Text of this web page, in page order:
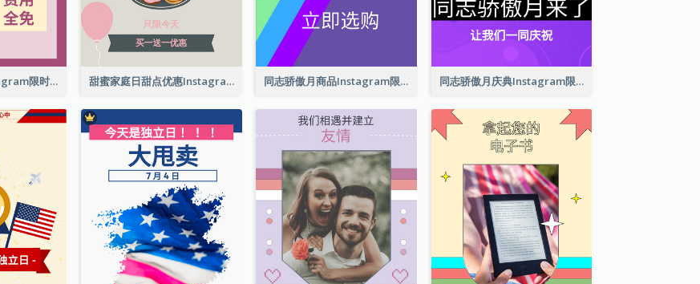
心理健康护理Instagram限时动态 甜蜜家庭日甜点优惠Instagram限时动态 同志骄傲月商品Instagram限时动态 同志骄傲月庆典Instagram限时动态